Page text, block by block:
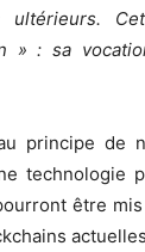
ultérieurs.
» : sa
principe de
technologie
être